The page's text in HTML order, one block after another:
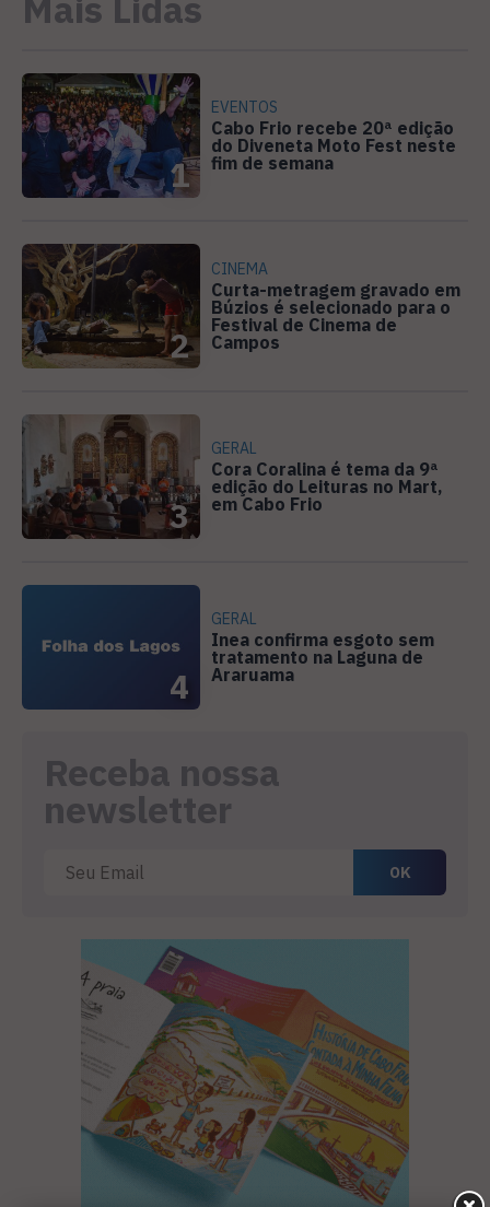
1
EVENTOS
Cabo Frio recebe 20ª edição
do Diveneta Moto Fest neste
fim de semana
2
CINEMA
Curta-metragem gravado em
Búzios é selecionado para o
Festival de Cinema de
Campos
3
GERAL
Cora Coralina é tema da 9ª
edição do Leituras no Mart,
em Cabo Frio
4
GERAL
Inea confirma esgoto sem
tratamento na Laguna de
Araruama
Receba nossa
newsletter